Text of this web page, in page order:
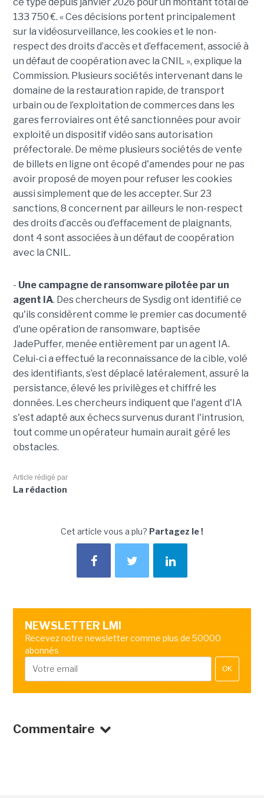
133 750 €. « Ces décisions portent principalement
sur la vidéosurveillance, les cookies et le non-
respect des droits d’accès et d’effacement, associé à
un défaut de coopération avec la CNIL », explique la
Commission. Plusieurs sociétés intervenant dans le
domaine de la restauration rapide, de transport
urbain ou de l’exploitation de commerces dans les
gares ferroviaires ont été sanctionnées pour avoir
exploité un dispositif vidéo sans autorisation
préfectorale. De même plusieurs sociétés de vente
de billets en ligne ont écopé d'amendes pour ne pas
avoir proposé de moyen pour refuser les cookies
aussi simplement que de les accepter. Sur 23
sanctions, 8 concernent par ailleurs le non-respect
des droits d’accès ou d’effacement de plaignants,
dont 4 sont associées à un défaut de coopération
avec la CNIL.
- Une campagne de ransomware pilotée par un
agent IA. Des chercheurs de Sysdig ont identifié ce
qu'ils considèrent comme le premier cas documenté
d'une opération de ransomware, baptisée
JadePuffer, menée entièrement par un agent IA.
Celui-ci a effectué la reconnaissance de la cible, volé
des identifiants, s’est déplacé latéralement, assuré la
persistance, élevé les privilèges et chiffré les
données. Les chercheurs indiquent que l'agent d'IA
s'est adapté aux échecs survenus durant l'intrusion,
tout comme un opérateur humain aurait géré les
obstacles.
Article rédigé par
La rédaction
Cet article vous a plu? Partagez le !
NEWSLETTER LMI
Recevez notre newsletter comme plus de 50000
abonnés
OK
Commentaire